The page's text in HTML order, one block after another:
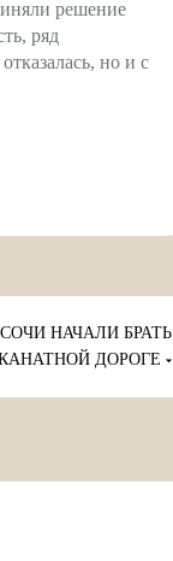
решение
ряд
но и с
НАЧАЛИ БРАТЬ
ДОРОГЕ